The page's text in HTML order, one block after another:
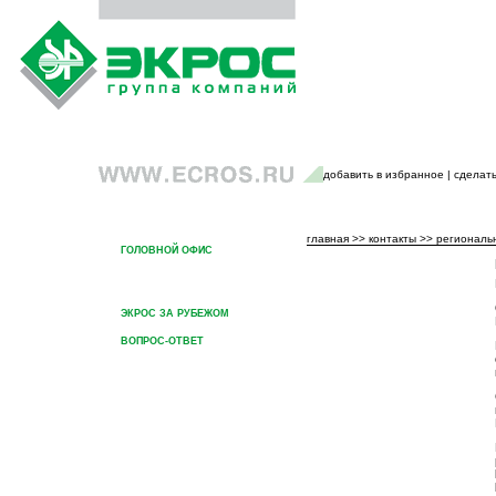
добавить в избранное |
ГОЛОВНОЙ ОФИС
ЭКРОС ЗА РУБЕЖОМ
ВОПРОС-ОТВЕТ
главная >> контакты >>